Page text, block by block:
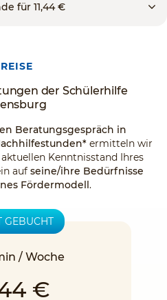
für 11,44 €
der Schülerhilfe
Beratungsgespräch in
ermitteln wir
Kenntnisstand Ihres
auf seine/ihre Bedürfnisse
Fördermodell.
GEBUCHT
/ Woche
€